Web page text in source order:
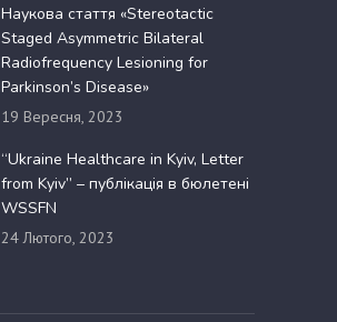
Наукова стаття «Stereotactic
Staged Asymmetric Bilateral
Radiofrequency Lesioning for
Parkinson’s Disease»
19 Вересня, 2023
“Ukraine Healthcare in Kyiv, Letter
from Kyiv” – публікація в бюлетені
WSSFN
24 Лютого, 2023